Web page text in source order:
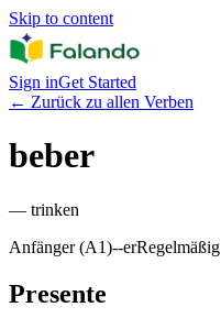
Skip to content
Sign inGet Started
← Zurück zu allen Verben
beber
— trinken
Anfänger (A1)--erRegelmäßig
Presente